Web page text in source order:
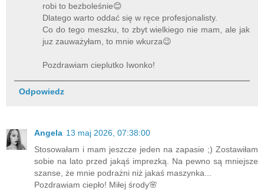
robi to bezboleśnie😊
Dlatego warto oddać się w ręce profesjonalisty.
Co do tego meszku, to zbyt wielkiego nie mam, ale jak
juz zauważyłam, to mnie wkurza😉
Pozdrawiam cieplutko Iwonko!
Odpowiedz
Angela 13 maj 2026, 07:38:00
Stosowałam i mam jeszcze jeden na zapasie ;) Zostawiłam
sobie na lato przed jakąś imprezką. Na pewno są mniejsze
szanse, że mnie podrażni niż jakaś maszynka...
Pozdrawiam ciepło! Miłej środy🌸